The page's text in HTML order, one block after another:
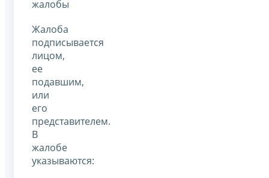
жалобы
Жалоба
подписывается
лицом,
ее
подавшим,
или
его
представителем.
В
жалобе
указываются: